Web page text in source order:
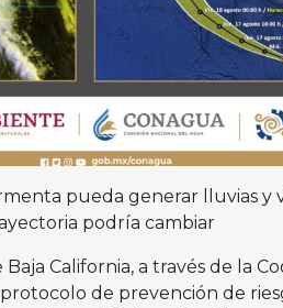
pueda generar lluvias y
podría cambiar
Baja California, a través de la
de prevención de